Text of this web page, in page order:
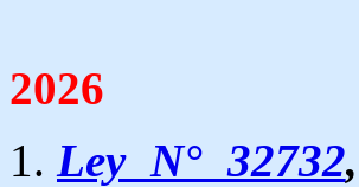
2026
Ley N° 32732,